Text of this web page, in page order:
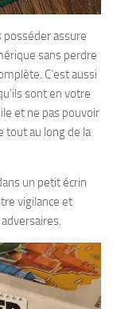
posséder assure
sans perdre
C’est aussi
sont en votre
et ne pas pouvoir
tout au long de la
un petit écrin
vigilance et